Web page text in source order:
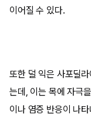
이어질 수 있다.
또한 덜 익은 사포딜
는데, 이는 목에 자극
이나 염증 반응이 나